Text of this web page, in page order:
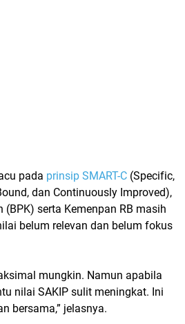
pada prinsip SMART-C (Specific,
dan Continuously Improved),
serta Kemenpan RB masih
belum relevan dan belum fokus
mungkin. Namun apabila
nilai SAKIP sulit meningkat. Ini
bersama,” jelasnya.